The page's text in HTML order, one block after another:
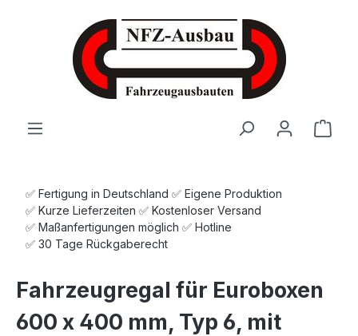
Zum Hauptinhalt springen
✅ Fertigung in Deutschland ✅ Eigene Produktion
✅ Kurze Lieferzeiten ✅ Kostenloser Versand
✅ Maßanfertigungen möglich ✅ Hotline
✅ 30 Tage Rückgaberecht
Fahrzeugregal für Euroboxen
600 x 400 mm, Typ 6, mit